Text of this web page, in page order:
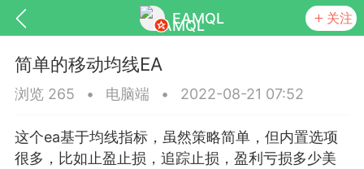
EAMQL 关注
匿名树洞 发起挑战 幸运转盘
简单的移动均线EA
浏览 265 • 电脑端 • 2022-08-21 07:52
这个ea基于均线指标，虽然策略简单，但内置选项
很多，比如止盈止损，追踪止损，盈利亏损多少美